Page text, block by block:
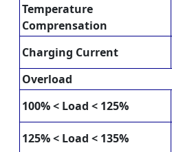
Temperature
Comprensation
Charging Current
Overload
100% < Load < 125%
125% < Load < 135%